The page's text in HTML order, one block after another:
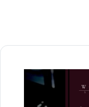
広告